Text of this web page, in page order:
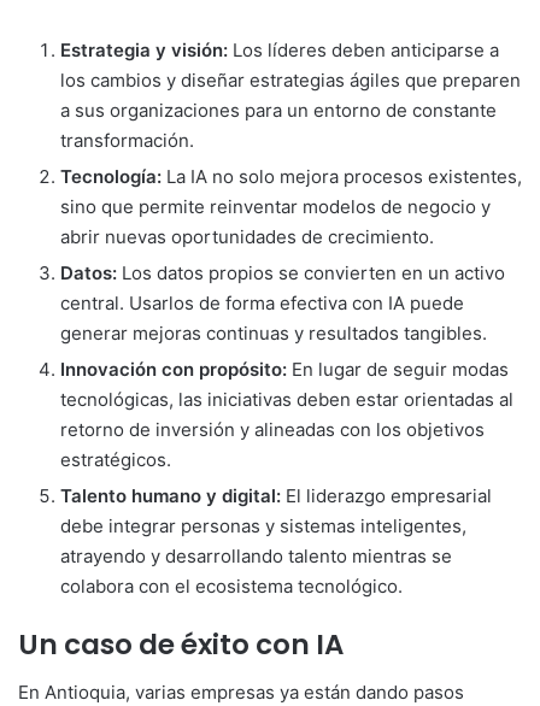
Estrategia y visión: Los líderes deben anticiparse a
los cambios y diseñar estrategias ágiles que preparen
a sus organizaciones para un entorno de constante
transformación.
Tecnología: La IA no solo mejora procesos existentes,
sino que permite reinventar modelos de negocio y
abrir nuevas oportunidades de crecimiento.
Datos: Los datos propios se convierten en un activo
central. Usarlos de forma efectiva con IA puede
generar mejoras continuas y resultados tangibles.
Innovación con propósito: En lugar de seguir modas
tecnológicas, las iniciativas deben estar orientadas al
retorno de inversión y alineadas con los objetivos
estratégicos.
Talento humano y digital: El liderazgo empresarial
debe integrar personas y sistemas inteligentes,
atrayendo y desarrollando talento mientras se
colabora con el ecosistema tecnológico.
Un caso de éxito con IA
En Antioquia, varias empresas ya están dando pasos